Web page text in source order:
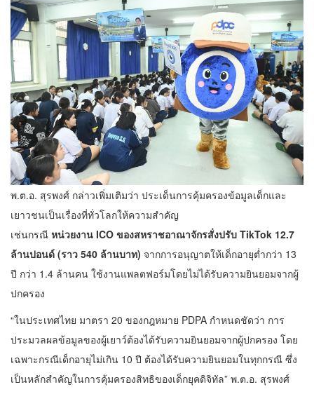
พ.ต.อ. สุรพงศ์ กล่าวเพิ่มเติมว่า ประเด็นการคุ้มครองข้อมูลเด็กและ
เยาวชนเป็นเรื่องที่ทั่วโลกให้ความสำคัญ
เช่นกรณี หน่วยงาน ICO ของสหราชอาณาจักรสั่งปรับ TikTok 12.7
ล้านปอนด์ (ราว 540 ล้านบาท) จากการอนุญาตให้เด็กอายุต่ำกว่า 13
ปี กว่า 1.4 ล้านคน ใช้งานแพลตฟอร์มโดยไม่ได้รับความยินยอมจากผู้
ปกครอง
“ในประเทศไทย มาตรา 20 ของกฎหมาย PDPA กำหนดชัดว่า การ
ประมวลผลข้อมูลของผู้เยาว์ต้องได้รับความยินยอมจากผู้ปกครอง โดย
เฉพาะกรณีเด็กอายุไม่เกิน 10 ปี ต้องได้รับความยินยอมในทุกกรณี ซึ่ง
เป็นหลักสำคัญในการคุ้มครองสิทธิของเด็กยุคดิจิทัล” พ.ต.อ. สุรพงศ์